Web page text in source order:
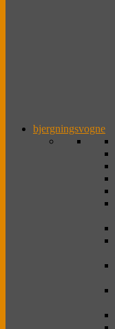
bjergningsvogne